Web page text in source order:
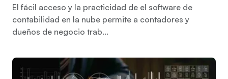
El fácil acceso y la practicidad de el software de
contabilidad en la nube permite a contadores y
dueños de negocio trab...